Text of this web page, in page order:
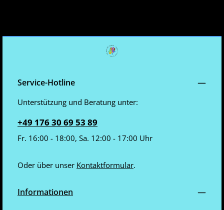
Service-Hotline
Unterstützung und Beratung unter:
+49 176 30 69 53 89
Fr. 16:00 - 18:00, Sa. 12:00 - 17:00 Uhr
Oder über unser Kontaktformular.
Informationen